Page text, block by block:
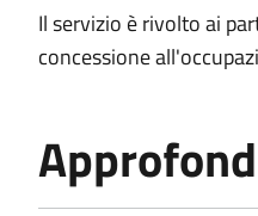
Il servizio è rivolto ai
concessione